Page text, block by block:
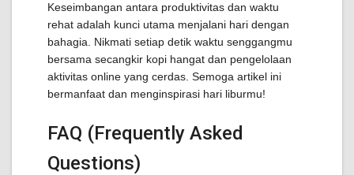
Keseimbangan antara produktivitas dan waktu
rehat adalah kunci utama menjalani hari dengan
bahagia. Nikmati setiap detik waktu senggangmu
bersama secangkir kopi hangat dan pengelolaan
aktivitas online yang cerdas. Semoga artikel ini
bermanfaat dan menginspirasi hari liburmu!
FAQ (Frequently Asked
Questions)